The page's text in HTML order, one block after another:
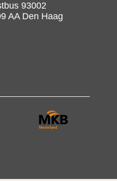
93002
AA Den Haag